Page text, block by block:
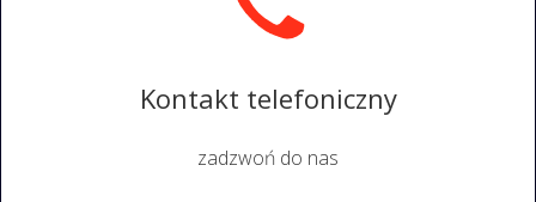
Kontakt telefoniczny
zadzwoń do nas